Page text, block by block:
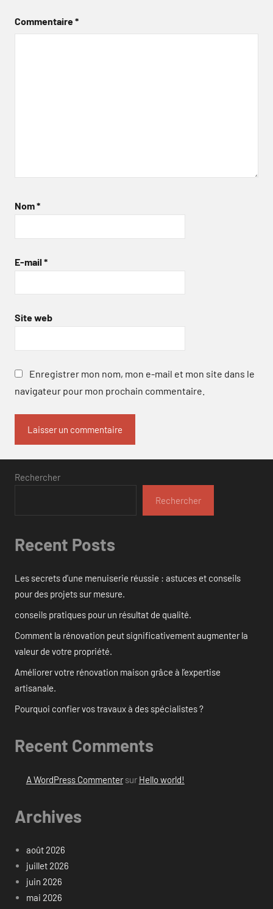
Commentaire*
Nom*
E-mail *
Site web
Enregistrer mon nom, mon e-mail et mon site dans le
navigateur pour mon prochain commentaire.
Rechercher
Rechercher
Recent Posts
Les secrets d’une menuiserie réussie : astuces et conseils
pour des projets sur mesure.
conseils pratiques pour un résultat de qualité.
Comment la rénovation peut significativement augmenter la
valeur de votre propriété.
Améliorer votre rénovation maison grâce à l’expertise
artisanale.
Pourquoi confier vos travaux à des spécialistes ?
Recent Comments
A WordPress Commentersur Hello world!
Archives
août 2026
juillet 2026
juin 2026
mai 2026